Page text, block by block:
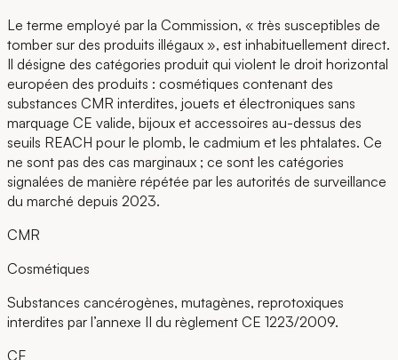
Le terme employé par la Commission, « très susceptibles de
tomber sur des produits illégaux », est inhabituellement direct.
Il désigne des catégories produit qui violent le droit horizontal
européen des produits : cosmétiques contenant des
substances CMR interdites, jouets et électroniques sans
marquage CE valide, bijoux et accessoires au-dessus des
seuils REACH pour le plomb, le cadmium et les phtalates. Ce
ne sont pas des cas marginaux ; ce sont les catégories
signalées de manière répétée par les autorités de surveillance
du marché depuis 2023.
CMR
Cosmétiques
Substances cancérogènes, mutagènes, reprotoxiques
interdites par l’annexe II du règlement CE 1223/2009.
CE